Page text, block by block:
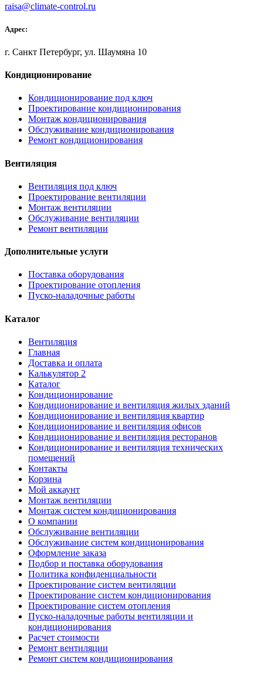
raisa@climate-control.ru
Адрес:
г. Санкт Петербург, ул. Шаумяна 10
Кондиционирование
Кондиционирование под ключ
Проектирование кондиционирования
Монтаж кондиционирования
Обслуживание кондиционирования
Ремонт кондиционирования
Вентиляция
Вентиляция под ключ
Проектирование вентиляции
Монтаж вентиляции
Обслуживание вентиляции
Ремонт вентиляции
Дополнительные услуги
Поставка оборудования
Проектирование отопления
Пуско-наладочные работы
Каталог
Вентиляция
Главная
Доставка и оплата
Калькулятор 2
Каталог
Кондиционирование
Кондиционирование и вентиляция жилых зданий
Кондиционирование и вентиляция квартир
Кондиционирование и вентиляция офисов
Кондиционирование и вентиляция ресторанов
Кондиционирование и вентиляция технических
помещений
Контакты
Корзина
Мой аккаунт
Монтаж вентиляции
Монтаж систем кондиционирования
О компании
Обслуживание вентиляции
Обслуживание систем кондиционирования
Оформление заказа
Подбор и поставка оборудования
Политика конфиденциальности
Проектирование систем вентиляции
Проектирование систем кондиционирования
Проектирование систем отопления
Пуско-наладочные работы вентиляции и
кондиционирования
Расчет стоимости
Ремонт вентиляции
Ремонт систем кондиционирования